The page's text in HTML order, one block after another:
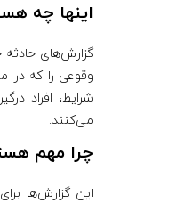
اینها چه
گزارش‌های حادثه
وقوعی را که در
شرایط، افراد
می‌کنند.
چرا مهم
این گزارش‌ها